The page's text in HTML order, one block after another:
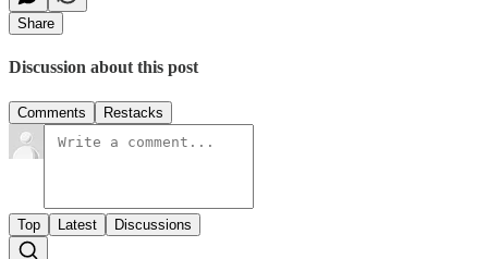
Share
Discussion about this post
Comments Restacks
Top Latest Discussions